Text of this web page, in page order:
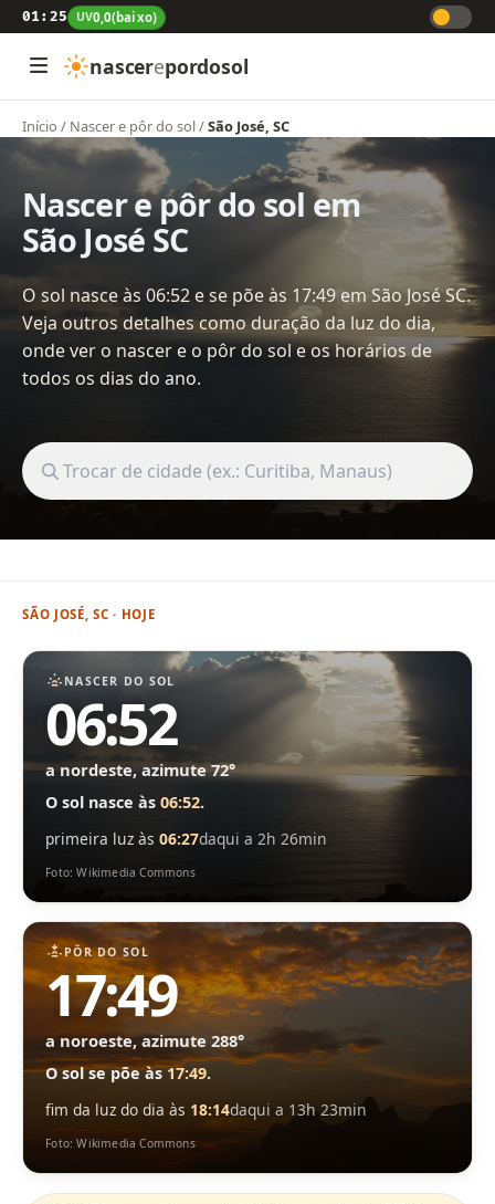
01:25 UV0,0(baixo)
nascerepordosol
Início / Nascer e pôr do sol/São José, SC
Nascer e pôr do sol em
São José SC
O sol nasce às 06:52 e se põe às 17:49 em São José SC.
Veja outros detalhes como duração da luz do dia,
onde ver o nascer e o pôr do sol e os horários de
todos os dias do ano.
Buscar cidade
SÃO JOSÉ, SC · HOJE
NASCER DO SOL
06:52
a nordeste, azimute 72°
O sol nasce às06:52.
primeira luz às06:27daqui a 2h 26min
Foto: Wikimedia Commons
PÔR DO SOL
17:49
a noroeste, azimute 288°
O sol se põe às17:49.
fim da luz do dia às 18:14daqui a 13h 23min
Foto: Wikimedia Commons